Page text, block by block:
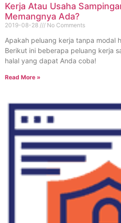
Kerja Atau Usaha
Memangnya Ada?
2019-08-28 No Comments
Apakah peluang kerja tanpa modal
Berikut ini beberapa peluang kerja
halal yang dapat Anda coba!
Read More »